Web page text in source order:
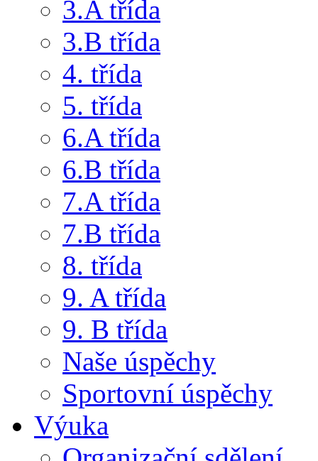
3.A třída
3.B třída
4. třída
5. třída
6.A třída
6.B třída
7.A třída
7.B třída
8. třída
9. A třída
9. B třída
Naše úspěchy
Sportovní úspěchy
Výuka